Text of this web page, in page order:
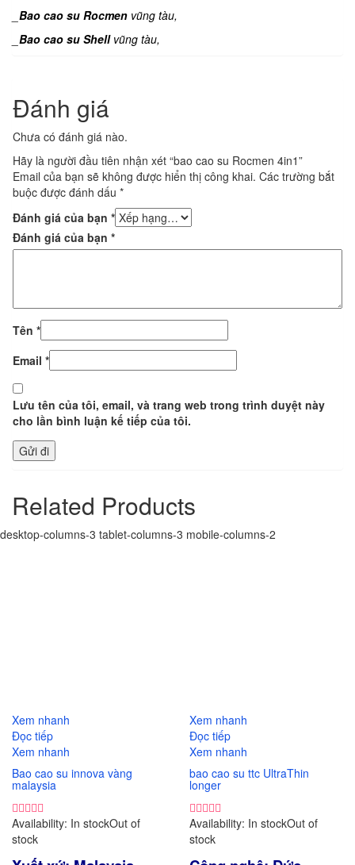
Bao cao su Rocmen vũng tàu,
Bao cao su Shellvũng tàu,
Đánh giá
Chưa có đánh giá nào.
Hãy là người đầu tiên nhận xét “bao cao su Rocmen 4in1”
Email của bạn sẽ không được hiển thị công khai. Các trường bắt
buộc được đánh dấu *
Đánh giá của bạn *
Đánh giá của bạn *
Tên *
Email *
Lưu tên của tôi, email, và trang web trong trình duyệt này
cho lần bình luận kế tiếp của tôi.
Related Products
desktop-columns-3 tablet-columns-3 mobile-columns-2
Xem nhanh
Đọc tiếp
Xem nhanh
Bao cao su innova vàng
malaysia
Availability: In stockOut of
stock
Xem nhanh
Đọc tiếp
Xem nhanh
bao cao su ttc UltraThin
longer
Availability: In stockOut of
stock